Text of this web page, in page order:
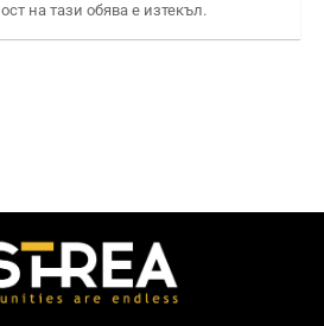
на тази обява е изтекъл.